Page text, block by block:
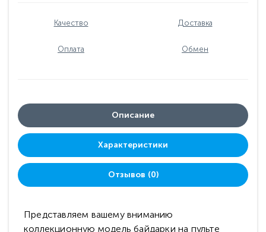
Качество Доставка
Оплата Обмен
Описание
Характеристики
Отзывов (0)
Представляем вашему вниманию
коллекционную модель байдарки на пульте